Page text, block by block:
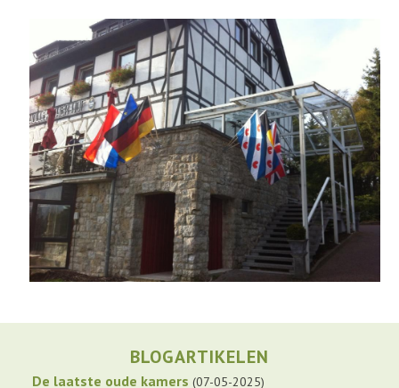
BLOGARTIKELEN
De laatste oude kamers 07-05-2025